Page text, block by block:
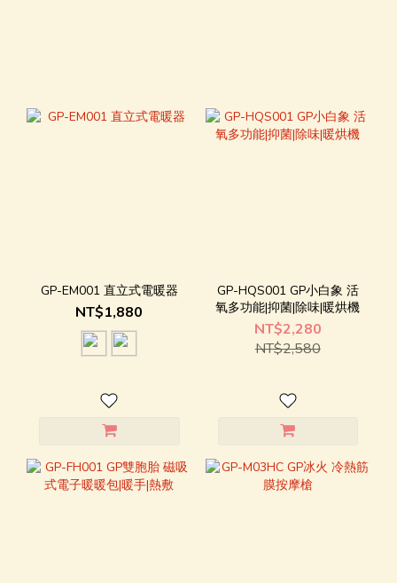
GP-EM001 直立式電暖器
NT$1,880
GP-HQS001 GP小白象 活
氧多功能|抑菌|除味|暖烘機
NT$2,280
NT$2,580